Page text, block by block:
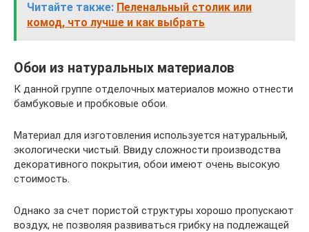
Читайте также: Пеленальный столик или
комод, что лучше и как выбрать
Обои из натуральных материалов
К данной группе отделочных материалов можно отнести
бамбуковые и пробковые обои.
Материал для изготовления используется натуральный,
экологически чистый. Ввиду сложности производства
декоративного покрытия, обои имеют очень высокую
стоимость.
Однако за счет пористой структуры хорошо пропускают
воздух, не позволяя развиваться грибку на подлежащей